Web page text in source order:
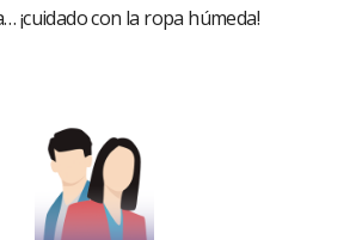
¡cuidado con la ropa húmeda!